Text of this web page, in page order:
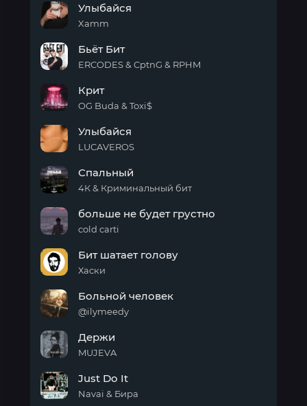
Улыбайся
Xamm
Бит
Бьёт Бит
ERCODES & CptnG & RPHM
Крит
OG Buda & Toxi$
Улыбайся
LUCAVEROS
Спальный
4К & Криминальный бит
не
будет
больше не будет грустно
cold carti
шатает
голову
Бит шатает голову
Хаски
человек
Больной человек
@ilymeedy
Держи
MUJEVA
Just Do It
Navai & Бира